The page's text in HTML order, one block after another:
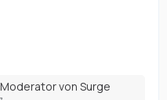
von Surge